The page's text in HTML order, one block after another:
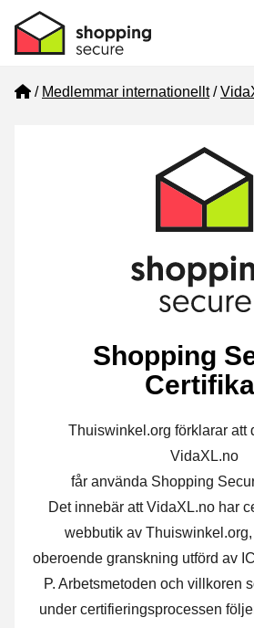
Home
Medlemmar internationellt
Shopping
Thuiswinkel.org förklarar att
VidaXL.no
får använda Shopping
Det innebär att VidaXL.no har
webbutik av
oberoende granskning utförd av
P. Arbetsmetoden och villkoren
under certifieringsprocessen